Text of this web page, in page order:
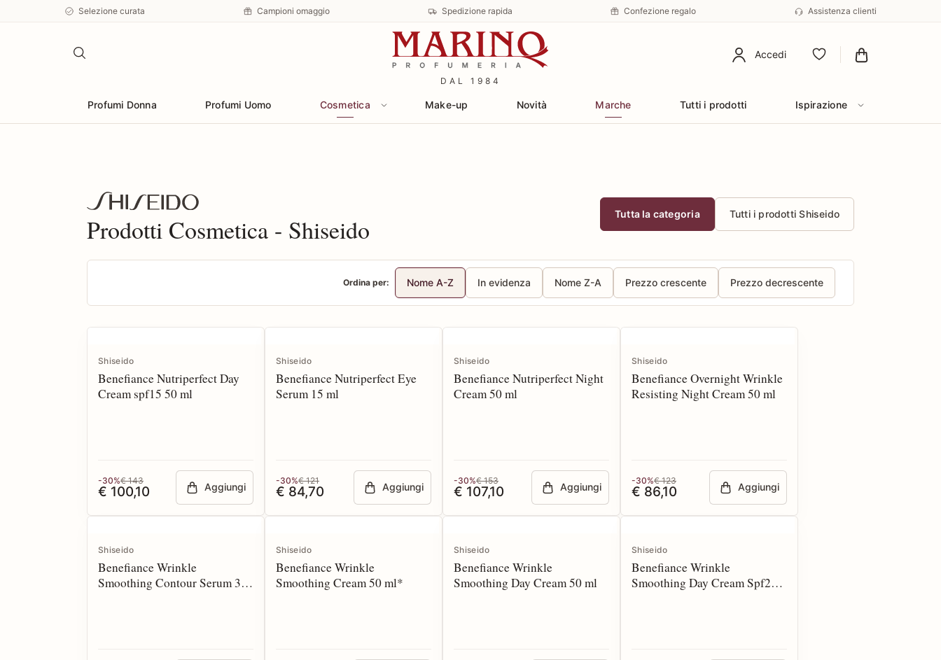
Selezione curata Campioni omaggio Spedizione rapida Confezione regalo Assistenza clienti
DAL 1984
Accedi
Preferiti
Profumi Donna Profumi Uomo Cosmetica Make-up Novità Marche Tutti i prodotti Ispirazione
Prodotti Cosmetica - Shiseido Tutta la categoria Tutti i prodotti Shiseido
Ordina per: Nome A-Z In evidenza Nome Z-A Prezzo crescente Prezzo decrescente
Shiseido
Benefiance Nutriperfect Day
Cream spf15 50 ml
-30%€ 143
€ 100,10 Aggiungi
Shiseido
Benefiance Nutriperfect Eye
Serum 15 ml
-30%€ 121
€ 84,70 Aggiungi
Shiseido
Benefiance Nutriperfect Night
Cream 50 ml
-30%€ 153
€ 107,10 Aggiungi
Shiseido
Benefiance Overnight Wrinkle
Resisting Night Cream 50 ml
-30%€ 123
€ 86,10 Aggiungi
Shiseido
Benefiance Wrinkle
Smoothing Contour Serum 30
Shiseido
Benefiance Wrinkle
Smoothing Cream 50 ml*
Shiseido
Benefiance Wrinkle
Smoothing Day Cream 50 ml
Shiseido
Benefiance Wrinkle
Smoothing Day Cream Spf25